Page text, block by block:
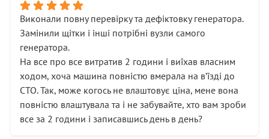
Виконали повну перевірку та дефіктовку генератора.
Замінили щітки і інші потрібні вузли самого
генератора.
На все про все витратив 2 години і виїхав власним
ходом, хоча машина повністю вмерала на вʼїзді до
СТО. Так, може когось не влаштовує ціна, мене вона
повністю влаштувала та і не забувайте, хто вам зроби
все за 2 години і записавшись день в день?